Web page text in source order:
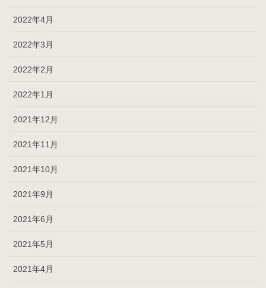
2022年4月
2022年3月
2022年2月
2022年1月
2021年12月
2021年11月
2021年10月
2021年9月
2021年6月
2021年5月
2021年4月